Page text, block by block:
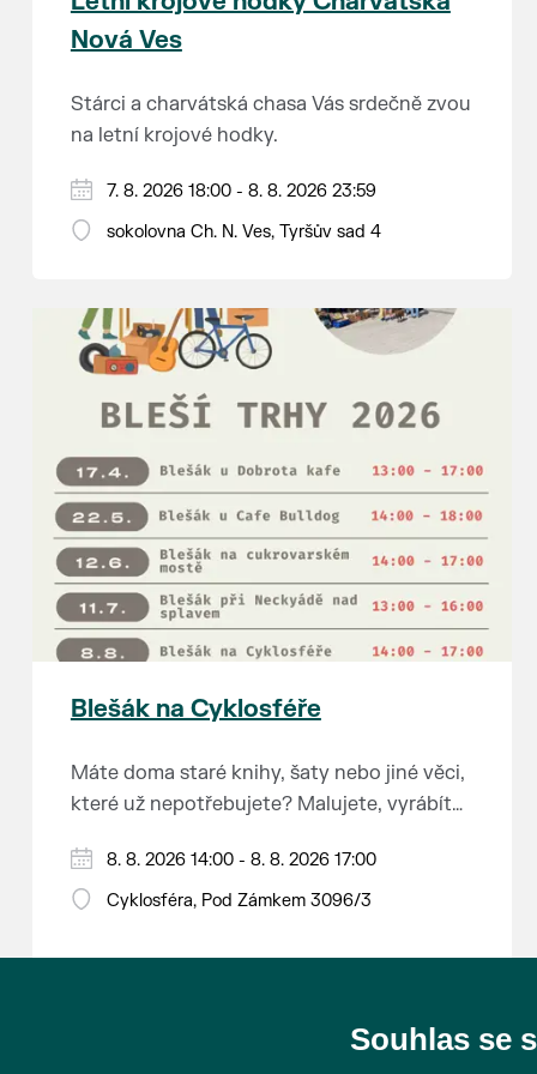
Nová Ves
Stárci a charvátská chasa Vás srdečně zvou
na letní krojové hodky.
PÁTEK 7. srpna
18:00 - ruční stavění máje
14:00 - krojový průvod pro stárky od
hostince “U Buvola”
16:00 - odpolední zábava na sokolovně
21:00 - večerní zábava
K tanci a poslechu bude hrát DH
Lanžhotčané.
Těšíme se na Vás!
7. 8. 2026 18:00 - 8. 8. 2026 23:59
sokolovna Ch. N. Ves, Tyršův sad 4
Blešák na Cyklosféře
Máte doma staré knihy, šaty nebo jiné věci,
které už nepotřebujete? Malujete, vyrábíte
Chcete se zbavit staré sbírky, která
zbytečně leží na půdě? Překáží vám ve
Anebo byste rádi našli poklady za pár
Prodejce prosíme tradičně o příchod 30
8. 8. 2026 14:00 - 8. 8. 2026 17:00
Cyklosféra, Pod Zámkem 3096/3
Souhlas se